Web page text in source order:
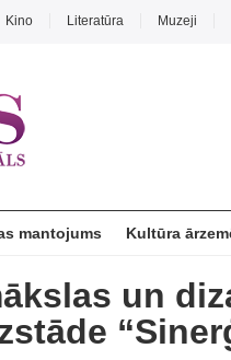
Kino Literatūra Muzeji
mantojums Kultūra
un